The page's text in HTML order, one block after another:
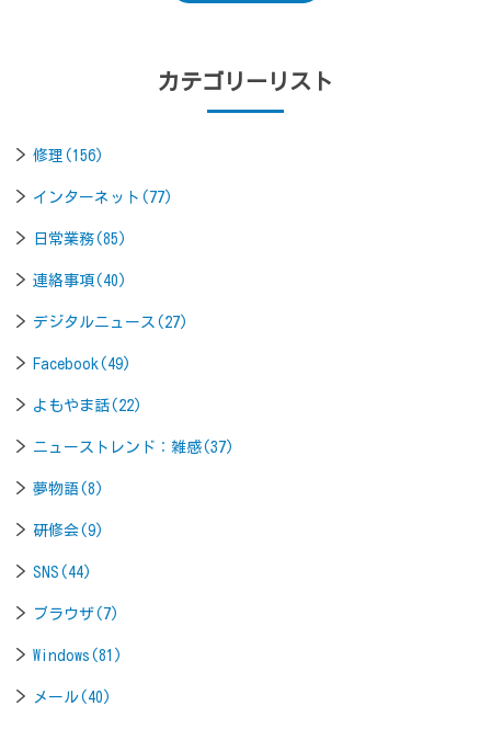
カテゴリーリスト
修理(156)
インターネット(77)
日常業務(85)
連絡事項(40)
デジタルニュース(27)
Facebook(49)
よもやま話(22)
ニューストレンド：雑感(37)
夢物語(8)
研修会(9)
SNS(44)
ブラウザ(7)
Windows(81)
メール(40)